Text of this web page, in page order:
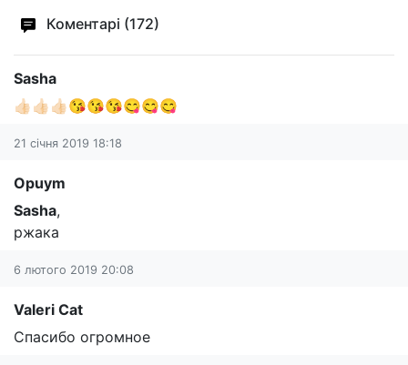
Коментарі (172)
Sasha
👍🏻👍🏻👍🏻😘😘😘😋😋😋
21 січня 2019 18:18
Opuym
Sasha,
ржака
6 лютого 2019 20:08
Valeri Cat
Спасибо огромное